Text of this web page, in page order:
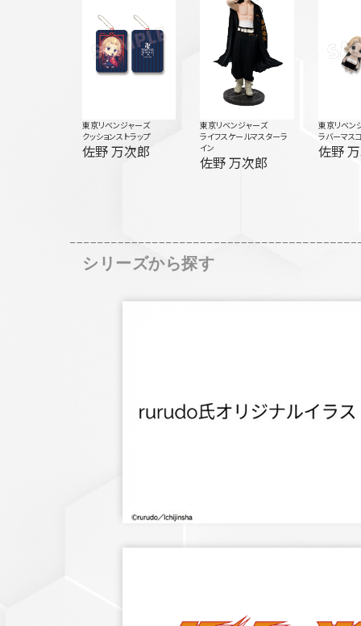
東京リベンジャーズ
クッションストラップ
佐野 万次郎
東京リベンジャーズ
ライフスケールマスターラ
イン
佐野 万次郎
東京リベン
ラバーマス
佐野
シリーズから探す